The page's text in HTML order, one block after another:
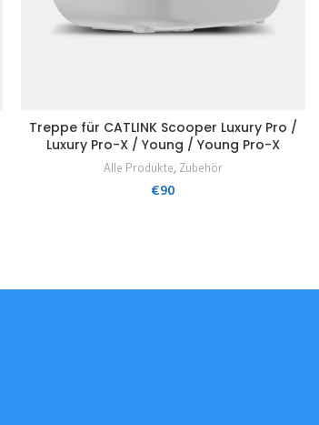
Treppe für CATLINK Scooper Luxury Pro /
Luxury Pro-X / Young / Young Pro-X
Alle Produkte, Zubehör
€90